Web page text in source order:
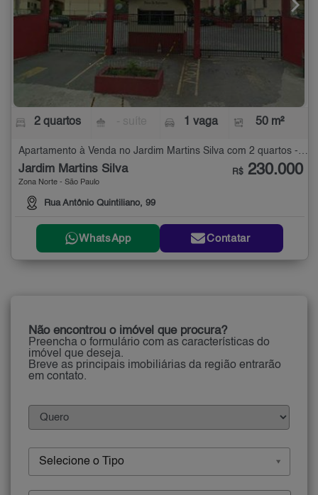
2 quartos 1 vaga 50 m²
Apartamento à Venda no Jardim Martins Silva com 2 quartos - 50 m²
Jardim Martins Silva
Zona Norte - São Paulo
Rua Antônio Quintiliano, 99
R$ 230.000
WhatsApp Contatar
Não encontrou o imóvel que procura?
Preencha o formulário com as características do
imóvel que deseja.
Breve as principais imobiliárias da região entrarão
em contato.
Selecione o Tipo